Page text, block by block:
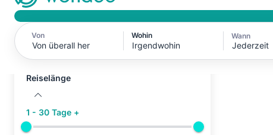
Von Wohin Wann
Jederzeit
Aktive Filter (0)
Keine aktiven Filter
Reiselänge
1 - 30 Tage +